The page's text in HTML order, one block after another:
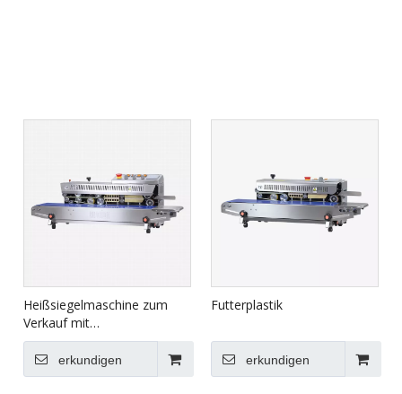
Heißsiegelmaschine zum
Verkauf mit
Edelstahlgehäuse FRBM-
810I
erkundigen
Futterplastik
erkundigen